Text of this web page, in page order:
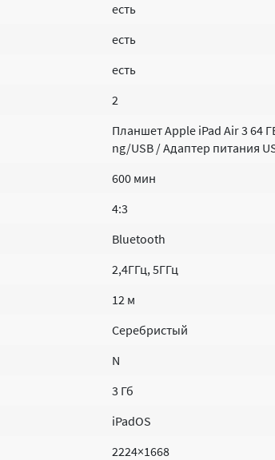
есть
есть
есть
2
Планшет Apple iPad Air 3 64
ng/USB / Адаптер питания
600 мин
4:3
Bluetooth
2,4ГГц, 5ГГц
12 м
Серебристый
N
3 Гб
iPadOS
2224×1668